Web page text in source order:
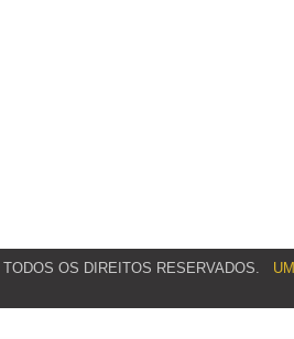
TODOS OS DIREITOS RESERVADOS.